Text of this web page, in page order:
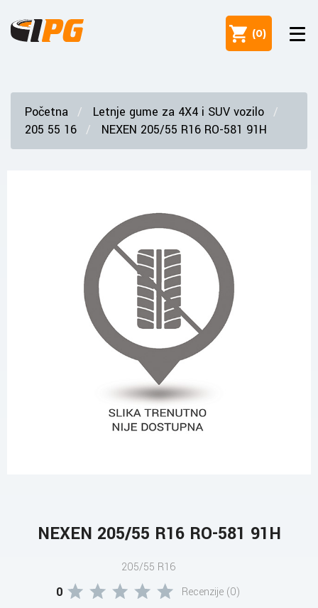
(0)
Početna
Letnje gume za 4X4 i SUV vozilo
205 55 16
NEXEN 205/55 R16 RO-581 91H
NEXEN 205/55 R16 RO-581 91H
205/55 R16
0 Recenzije (0)